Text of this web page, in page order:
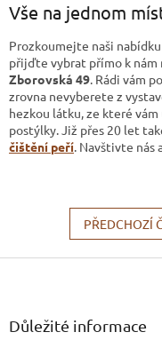
Vše na jednom
Prozkoumejte naši
přijďte vybrat přímo k nám
Zborovská 49. Rádi vám
zrovna nevyberete z
hezkou látku, ze které
postýlky. Již přes 20 let
čištění peří. Navštivte nás
PŘEDCHOZÍ
Z
Důležité informace